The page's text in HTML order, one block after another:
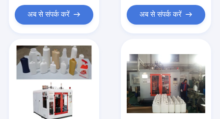
अब से संपर्क करें अब से संपर्क करें